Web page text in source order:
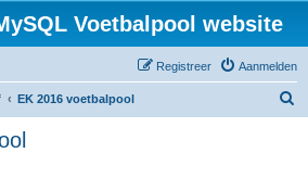
Voetbalpool website
Aanmelden
Registreer
EK 2016 voetbalpool